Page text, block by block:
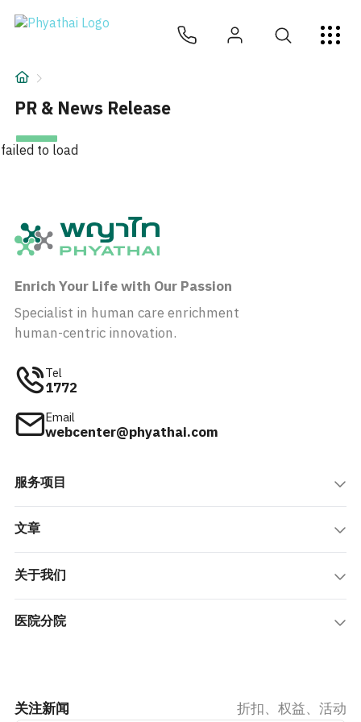
ZH ไทย English
关于我们
PR & News Release
failed to load
Enrich Your Life with Our Passion
Specialist in human care enrichment
human-centric innovation.
Tel
1772
Email
webcenter@phyathai.com
服务项目
文章
关于我们
医院分院
关注新闻 折扣、权益、活动